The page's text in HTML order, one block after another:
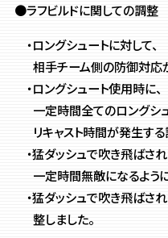
●ラフビルドに関しての調整
・ロングシュートに対して、
相手チーム側の防御対応
・ロングシュート使用時に、
一定時間全てのロングシ
リキャスト時間が発生する
・猛ダッシュで吹き飛ばさ
一定時間無敵になるよう
・猛ダッシュで吹き飛ばさ
整しました。